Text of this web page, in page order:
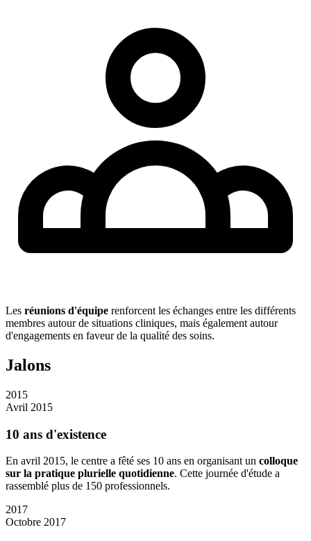
Les réunions d'équipe renforcent les échanges entre les différents
membres autour de situations cliniques, mais également autour
d'engagements en faveur de la qualité des soins.
Jalons
2015
Avril 2015
10 ans d'existence
En avril 2015, le centre a fêté ses 10 ans en organisant un colloque
sur la pratique plurielle quotidienne. Cette journée d'étude a
rassemblé plus de 150 professionnels.
2017
Octobre 2017